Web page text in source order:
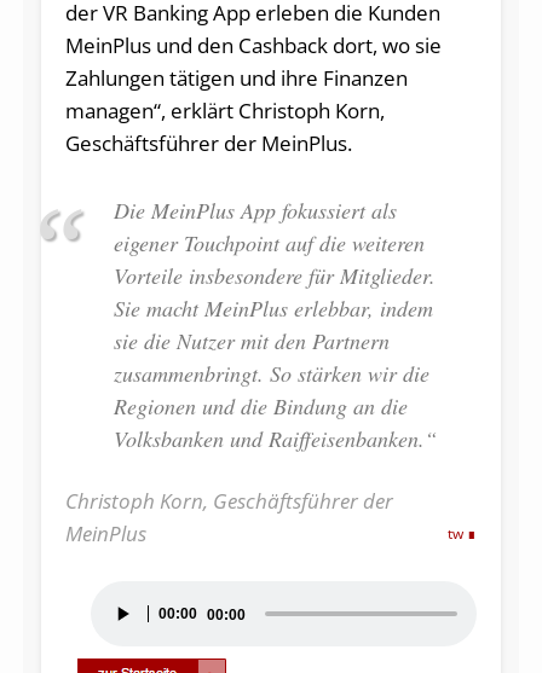
der VR Banking App erleben die Kunden
MeinPlus und den Cashback dort, wo sie
Zahlungen tätigen und ihre Finanzen
managen“, erklärt Christoph Korn,
Geschäftsführer der MeinPlus.
Die MeinPlus App fokussiert als
eigener Touchpoint auf die weiteren
Vorteile insbesondere für Mitglieder.
Sie macht MeinPlus erlebbar, indem
sie die Nutzer mit den Partnern
zusammenbringt. So stärken wir die
Regionen und die Bindung an die
Volksbanken und Raiffeisenbanken.“
Christoph Korn, Geschäftsführer der
MeinPlus
tw
Player
00:00 00:00